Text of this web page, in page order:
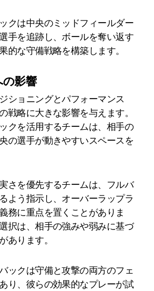
クは中央のミッドフィールダー
手を追跡し、ボールを奪い返す
的な守備戦略を構築します。
影響
ショニングとパフォーマンス
戦略に大きな影響を与えます。
クを活用するチームは、相手の
の選手が動きやすいスペースを
さを優先するチームは、フルバ
よう指示し、オーバーラップラ
務に重点を置くことがありま
択は、相手の強みや弱みに基づ
あります。
ックは守備と攻撃の両方のフェ
り、彼らの効果的なプレーが試